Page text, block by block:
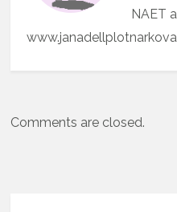
NAET
Comments are closed.